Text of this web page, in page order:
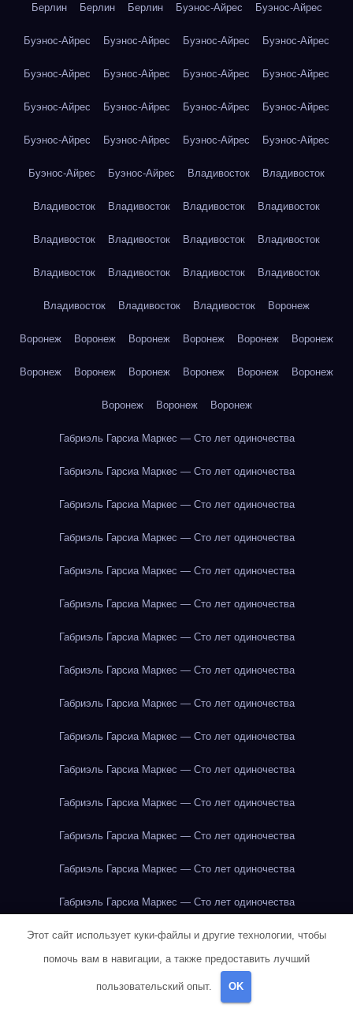
Берлин Берлин Берлин Буэнос-Айрес Буэнос-Айрес
Буэнос-Айрес Буэнос-Айрес Буэнос-Айрес Буэнос-Айрес
Буэнос-Айрес Буэнос-Айрес Буэнос-Айрес Буэнос-Айрес
Буэнос-Айрес Буэнос-Айрес Буэнос-Айрес Буэнос-Айрес
Буэнос-Айрес Буэнос-Айрес Буэнос-Айрес Буэнос-Айрес
Буэнос-Айрес Буэнос-Айрес Владивосток Владивосток
Владивосток Владивосток Владивосток Владивосток
Владивосток Владивосток Владивосток Владивосток
Владивосток Владивосток Владивосток Владивосток
Владивосток Владивосток Владивосток Воронеж
Воронеж Воронеж Воронеж Воронеж Воронеж Воронеж
Воронеж Воронеж Воронеж Воронеж Воронеж Воронеж
Воронеж Воронеж Воронеж
Габриэль Гарсиа Маркес — Сто лет одиночества
Габриэль Гарсиа Маркес — Сто лет одиночества
Габриэль Гарсиа Маркес — Сто лет одиночества
Габриэль Гарсиа Маркес — Сто лет одиночества
Габриэль Гарсиа Маркес — Сто лет одиночества
Габриэль Гарсиа Маркес — Сто лет одиночества
Габриэль Гарсиа Маркес — Сто лет одиночества
Габриэль Гарсиа Маркес — Сто лет одиночества
Габриэль Гарсиа Маркес — Сто лет одиночества
Габриэль Гарсиа Маркес — Сто лет одиночества
Габриэль Гарсиа Маркес — Сто лет одиночества
Габриэль Гарсиа Маркес — Сто лет одиночества
Габриэль Гарсиа Маркес — Сто лет одиночества
Габриэль Гарсиа Маркес — Сто лет одиночества
Габриэль Гарсиа Маркес — Сто лет одиночества
Габриэль Гарсиа Маркес — Сто лет одиночества
Габриэль Гарсиа Маркес — Сто лет одиночества
Габриэль Гарсиа Маркес — Сто лет одиночества
Этот сайт использует куки-файлы и другие технологии, чтобы
помочь вам в навигации, а также предоставить лучший
пользовательский опыт. OK